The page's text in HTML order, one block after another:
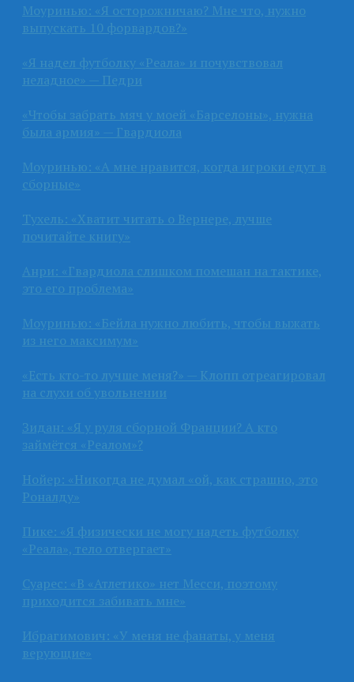
Моуринью: «Я осторожничаю? Мне что, нужно
выпускать 10 форвардов?»
«Я надел футболку «Реала» и почувствовал
неладное» — Педри
«Чтобы забрать мяч у моей «Барселоны», нужна
была армия» — Гвардиола
Моуринью: «А мне нравится, когда игроки едут в
сборные»
Тухель: «Хватит читать о Вернере, лучше
почитайте книгу»
Анри: «Гвардиола слишком помешан на тактике,
это его проблема»
Моуринью: «Бейла нужно любить, чтобы выжать
из него максимум»
«Есть кто-то лучше меня?» — Клопп отреагировал
на слухи об увольнении
Зидан: «Я у руля сборной Франции? А кто
займётся «Реалом»?
Нойер: «Никогда не думал «ой, как страшно, это
Роналду»
Пике: «Я физически не могу надеть футболку
«Реала», тело отвергает»
Суарес: «В «Атлетико» нет Месси, поэтому
приходится забивать мне»
Ибрагимович: «У меня не фанаты, у меня
верующие»